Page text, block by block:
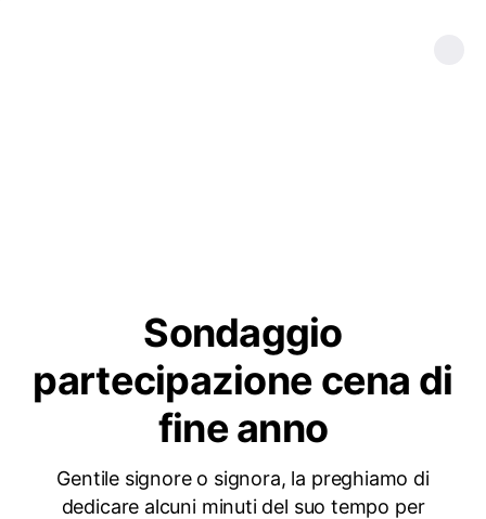
Sondaggio
partecipazione cena di
fine anno
Gentile signore o signora, la preghiamo di
dedicare alcuni minuti del suo tempo per